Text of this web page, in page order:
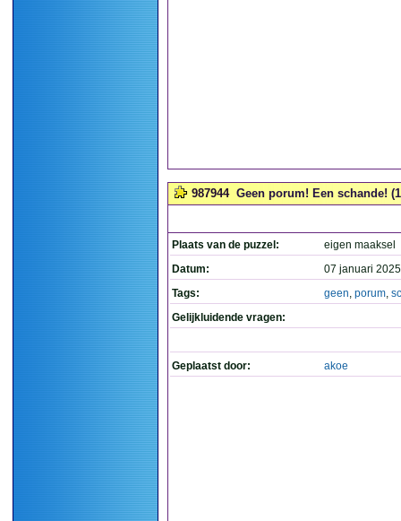
987944 Geen porum! Een schande!
Plaats van de puzzel:
eigen maaksel
Datum:
07 januari
Tags:
geen, porum,
Gelijkluidende vragen:
Geplaatst door: akoe